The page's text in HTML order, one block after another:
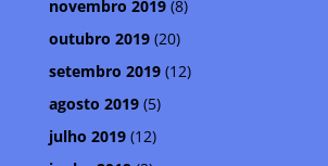
novembro 2019(8)
outubro 2019(20)
setembro 2019(12)
agosto 2019(5)
julho 2019(12)